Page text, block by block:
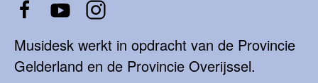
Musidesk werkt in opdracht van de Provincie
Gelderland en de Provincie Overijssel.